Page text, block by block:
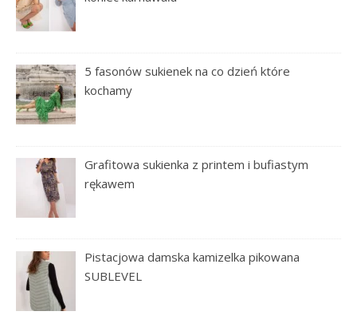
5 fasonów sukienek na co dzień które
kochamy
Grafitowa sukienka z printem i bufiastym
rękawem
Pistacjowa damska kamizelka pikowana
SUBLEVEL